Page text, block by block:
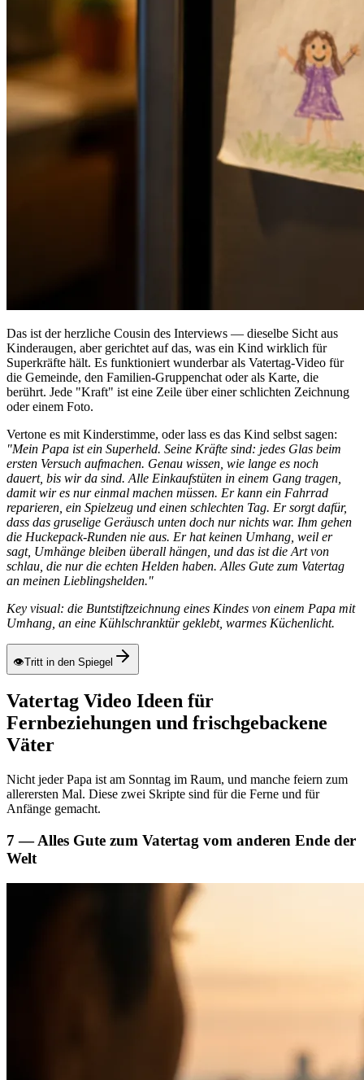
Das ist der herzliche Cousin des Interviews — dieselbe Sicht aus
Kinderaugen, aber gerichtet auf das, was ein Kind wirklich für
Superkräfte hält. Es funktioniert wunderbar als Vatertag-Video für
die Gemeinde, den Familien-Gruppenchat oder als Karte, die
berührt. Jede "Kraft" ist eine Zeile über einer schlichten Zeichnung
oder einem Foto.
Vertone es mit Kinderstimme, oder lass es das Kind selbst sagen:
"Mein Papa ist ein Superheld. Seine Kräfte sind: jedes Glas beim
ersten Versuch aufmachen. Genau wissen, wie lange es noch
dauert, bis wir da sind. Alle Einkaufstüten in einem Gang tragen,
damit wir es nur einmal machen müssen. Er kann ein Fahrrad
reparieren, ein Spielzeug und einen schlechten Tag. Er sorgt dafür,
dass das gruselige Geräusch unten doch nur nichts war. Ihm gehen
die Huckepack-Runden nie aus. Er hat keinen Umhang, weil er
sagt, Umhänge bleiben überall hängen, und das ist die Art von
schlau, die nur die echten Helden haben. Alles Gute zum Vatertag
an meinen Lieblingshelden."
Key visual: die Buntstiftzeichnung eines Kindes von einem Papa mit
Umhang, an eine Kühlschranktür geklebt, warmes Küchenlicht.
👁Tritt in den Spiegel
Vatertag Video Ideen für
Fernbeziehungen und frischgebackene
Väter
Nicht jeder Papa ist am Sonntag im Raum, und manche feiern zum
allerersten Mal. Diese zwei Skripte sind für die Ferne und für
Anfänge gemacht.
7 — Alles Gute zum Vatertag vom anderen Ende der
Welt